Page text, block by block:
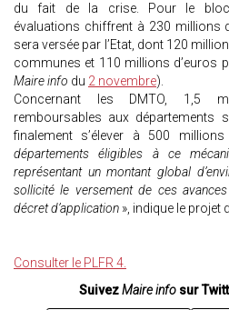
du fait de la crise. Pour le bloc
évaluations chiffrent à 230 millions
sera versée par l’Etat, dont 120
communes et 110 millions d’euros
Maire info du 2 novembre).
Concernant les DMTO, 1,5
remboursables aux départements
finalement s’élever à 500
départements éligibles à ce
représentant un montant global
sollicité le versement de ces
décret d’application », indique le projet
Consulter le PLFR 4.
SuivezMaire info sur